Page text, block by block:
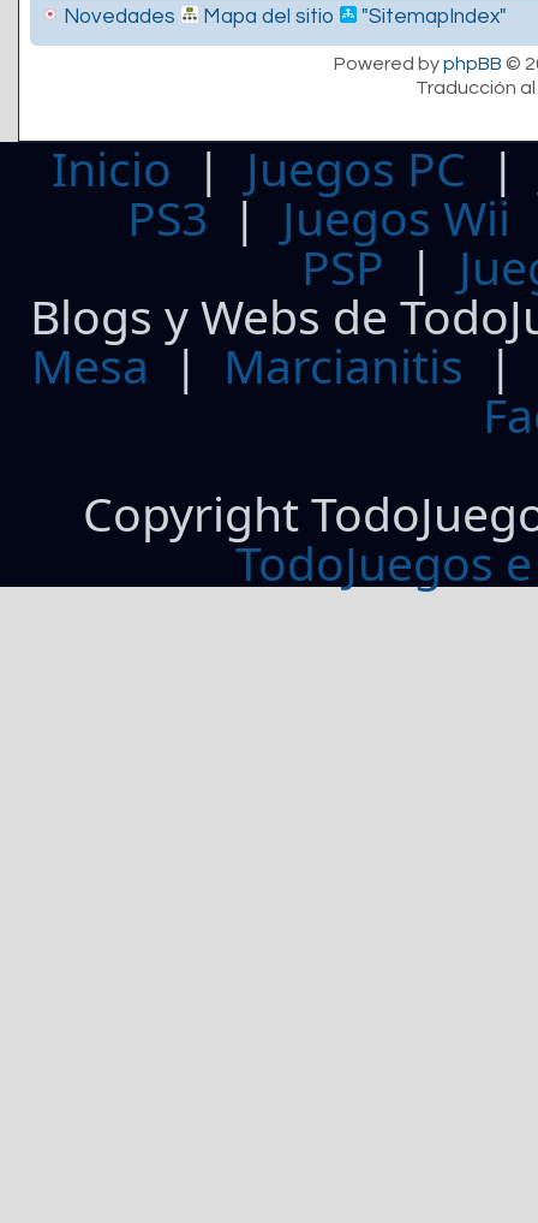
Novedades Mapa del sitio "SitemapIndex"
Powered byphpBB ©
Traducción
Inicio | Juegos PC
PS3| Juegos Wii
PSP |
Blogs y Webs de
Mesa | Marcianitis |
Copyright
TodoJuegos